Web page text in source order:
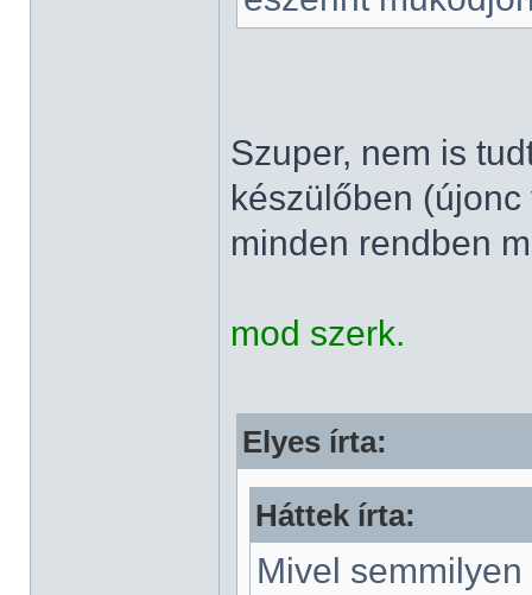
Szuper, nem is
készülőben
minden rendben
mod szerk.
Elyes írta:
Háttek írta:
Mivel